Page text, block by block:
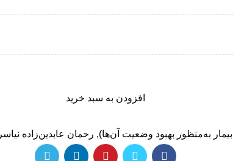
افزودن به سبد خرید
به‌منظور بهبود وضعیت آن‌ها), رحمان عابدین‌زاده نیاسر